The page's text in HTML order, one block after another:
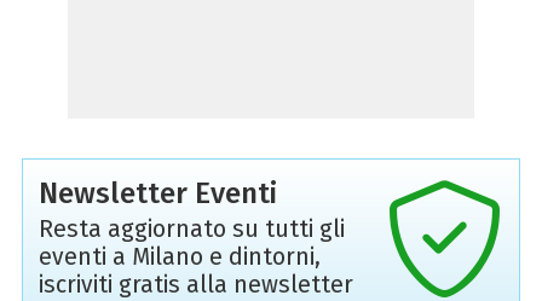
Newsletter Eventi
Resta aggiornato su tutti gli
eventi a Milano e dintorni,
iscriviti gratis alla newsletter